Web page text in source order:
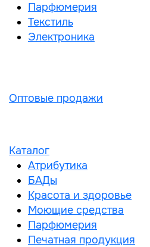
Парфюмерия
Текстиль
Электроника
Оптовые продажи
Каталог
Атрибутика
БАДы
Красота и здоровье
Моющие средства
Парфюмерия
Печатная продукция